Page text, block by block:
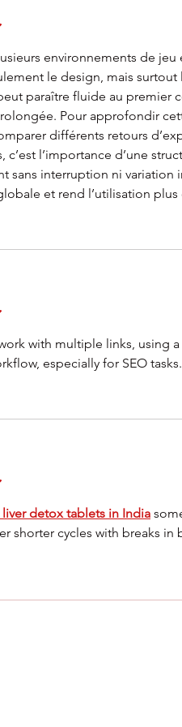
5 stars.
environnements de
le design, mais
paraître fluide au premier
Pour approfondir
différents retours
c’est l’importance d’une
sans interruption ni
et rend l’utilisation
5 stars.
with multiple links, using a
especially for SEO tasks.
5 stars.
liver detox tablets in India
shorter cycles with breaks in